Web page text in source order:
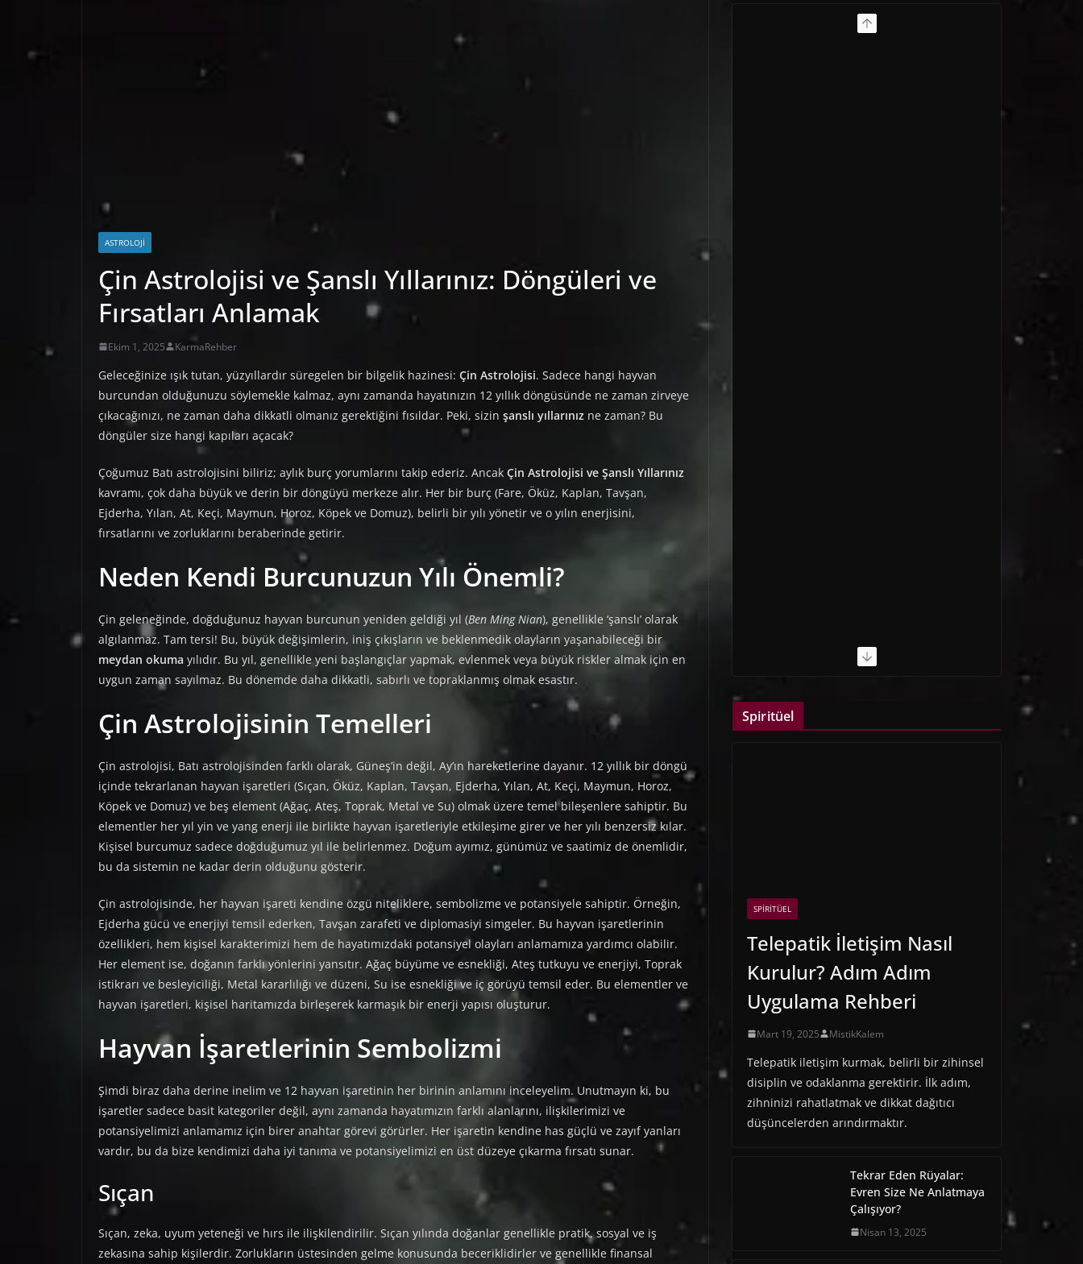
ASTROLOJI
Çin Astrolojisi ve Şanslı Yıllarınız: Döngüleri ve
Fırsatları Anlamak
Ekim 1, 2025 KarmaRehber
Geleceğinize ışık tutan, yüzyıllardır süregelen bir bilgelik hazinesi: Çin Astrolojisi. Sadece hangi hayvan
burcundan olduğunuzu söylemekle kalmaz, aynı zamanda hayatınızın 12 yıllık döngüsünde ne zaman zirveye
çıkacağınızı, ne zaman daha dikkatli olmanız gerektiğini fısıldar. Peki, sizin şanslı yıllarınız ne zaman? Bu
döngüler size hangi kapıları açacak?
Çoğumuz Batı astrolojisini biliriz; aylık burç yorumlarını takip ederiz. Ancak Çin Astrolojisi ve Şanslı Yıllarınız
kavramı, çok daha büyük ve derin bir döngüyü merkeze alır. Her bir burç (Fare, Öküz, Kaplan, Tavşan,
Ejderha, Yılan, At, Keçi, Maymun, Horoz, Köpek ve Domuz), belirli bir yılı yönetir ve o yılın enerjisini,
fırsatlarını ve zorluklarını beraberinde getirir.
Neden Kendi Burcunuzun Yılı Önemli?
Çin geleneğinde, doğduğunuz hayvan burcunun yeniden geldiği yıl (Ben Ming Nian), genellikle ‘şanslı’ olarak
algılanmaz. Tam tersi! Bu, büyük değişimlerin, iniş çıkışların ve beklenmedik olayların yaşanabileceği bir
meydan okuma yılıdır. Bu yıl, genellikle yeni başlangıçlar yapmak, evlenmek veya büyük riskler almak için en
uygun zaman sayılmaz. Bu dönemde daha dikkatli, sabırlı ve topraklanmış olmak esastır.
Çin Astrolojisinin Temelleri
Çin astrolojisi, Batı astrolojisinden farklı olarak, Güneş’in değil, Ay’ın hareketlerine dayanır. 12 yıllık bir döngü
içinde tekrarlanan hayvan işaretleri (Sıçan, Öküz, Kaplan, Tavşan, Ejderha, Yılan, At, Keçi, Maymun, Horoz,
Köpek ve Domuz) ve beş element (Ağaç, Ateş, Toprak, Metal ve Su) olmak üzere temel bileşenlere sahiptir. Bu
elementler her yıl yin ve yang enerji ile birlikte hayvan işaretleriyle etkileşime girer ve her yılı benzersiz kılar.
Kişisel burcumuz sadece doğduğumuz yıl ile belirlenmez. Doğum ayımız, günümüz ve saatimiz de önemlidir,
bu da sistemin ne kadar derin olduğunu gösterir.
Çin astrolojisinde, her hayvan işareti kendine özgü niteliklere, sembolizme ve potansiyele sahiptir. Örneğin,
Ejderha gücü ve enerjiyi temsil ederken, Tavşan zarafeti ve diplomasiyi simgeler. Bu hayvan işaretlerinin
özellikleri, hem kişisel karakterimizi hem de hayatımızdaki potansiyel olayları anlamamıza yardımcı olabilir.
Her element ise, doğanın farklı yönlerini yansıtır. Ağaç büyüme ve esnekliği, Ateş tutkuyu ve enerjiyi, Toprak
istikrarı ve besleyiciliği, Metal kararlılığı ve düzeni, Su ise esnekliği ve iç görüyü temsil eder. Bu elementler ve
hayvan işaretleri, kişisel haritamızda birleşerek karmaşık bir enerji yapısı oluşturur.
Hayvan İşaretlerinin Sembolizmi
Şimdi biraz daha derine inelim ve 12 hayvan işaretinin her birinin anlamını inceleyelim. Unutmayın ki, bu
işaretler sadece basit kategoriler değil, aynı zamanda hayatımızın farklı alanlarını, ilişkilerimizi ve
potansiyelimizi anlamamız için birer anahtar görevi görürler. Her işaretin kendine has güçlü ve zayıf yanları
vardır, bu da bize kendimizi daha iyi tanıma ve potansiyelimizi en üst düzeye çıkarma fırsatı sunar.
Sıçan
Sıçan, zeka, uyum yeteneği ve hırs ile ilişkilendirilir. Sıçan yılında doğanlar genellikle pratik, sosyal ve iş
zekasına sahip kişilerdir. Zorlukların üstesinden gelme konusunda beceriklidirler ve genellikle finansal
Spiritüel
SPIRITÜEL
Telepatik İletişim Nasıl
Kurulur? Adım Adım
Uygulama Rehberi
Mart 19, 2025 MistikKalem
Telepatik iletişim kurmak, belirli bir zihinsel
disiplin ve odaklanma gerektirir. İlk adım,
zihninizi rahatlatmak ve dikkat dağıtıcı
düşüncelerden arındırmaktır.
Tekrar Eden Rüyalar:
Evren Size Ne Anlatmaya
Çalışıyor?
Nisan 13, 2025